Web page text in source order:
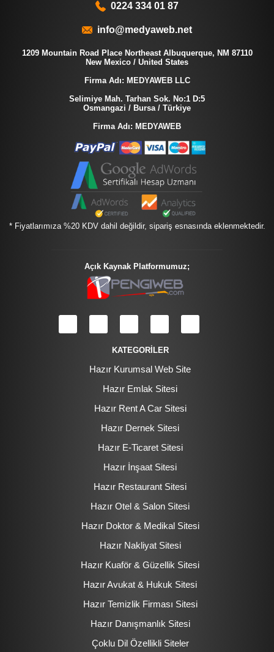
0224 334 01 87
info@medyaweb.net
1209 Mountain Road Place Northeast Albuquerque, NM 87110
New Mexico / United States
Firma Adı: MEDYAWEB LLC
Selimiye Mah. Tarhan Sok. No:1 D:5
Osmangazi / Bursa / Türkiye
Firma Adı: MEDYAWEB
* Fiyatlarımıza %20 KDV dahil değildir, sipariş esnasında eklenmektedir.
Açık Kaynak Platformumuz;
KATEGORİLER
Hazır Kurumsal Web Site
Hazır Emlak Sitesi
Hazır Rent A Car Sitesi
Hazır Dernek Sitesi
Hazır E-Ticaret Sitesi
Hazır İnşaat Sitesi
Hazır Restaurant Sitesi
Hazır Otel & Salon Sitesi
Hazır Doktor & Medikal Sitesi
Hazır Nakliyat Sitesi
Hazır Kuaför & Güzellik Sitesi
Hazır Avukat & Hukuk Sitesi
Hazır Temizlik Firması Sitesi
Hazır Danışmanlık Sitesi
Çoklu Dil Özellikli Siteler